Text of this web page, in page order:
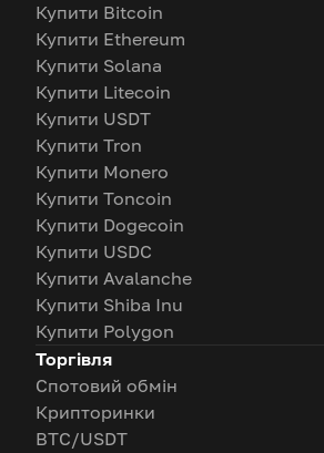
Купити Bitcoin
Купити Ethereum
Купити Solana
Купити Litecoin
Купити USDT
Купити Tron
Купити Monero
Купити Toncoin
Купити Dogecoin
Купити USDC
Купити Avalanche
Купити Shiba Inu
Купити Polygon
Торгівля
Спотовий обмін
Крипторинки
BTC/USDT